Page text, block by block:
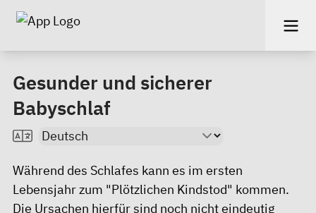
Gesunder und sicherer
Babyschlaf
Während des Schlafes kann es im ersten
Lebensjahr zum "Plötzlichen Kindstod" kommen.
Die Ursachen hierfür sind noch nicht eindeutig